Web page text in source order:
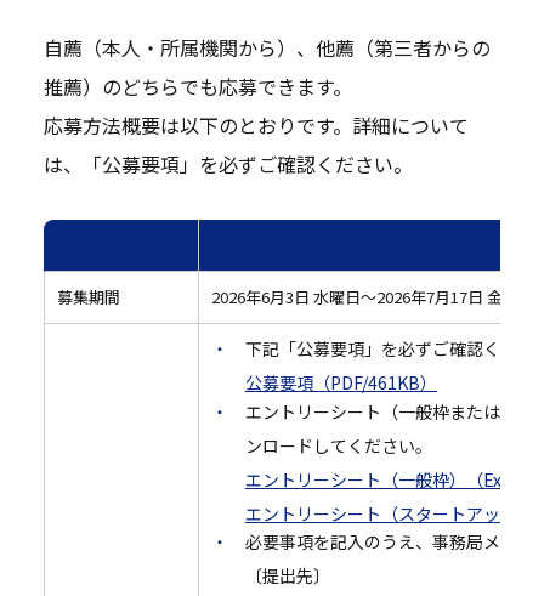
自薦（本人・所属機関から）、他薦（第三者からの
推薦）のどちらでも応募できます。
応募方法概要は以下のとおりです。詳細について
は、「公募要項」を必ずご確認ください。
募集期間 2026年6月3日 水曜日～2026年7月17日 金曜日
下記「公募要項」を必ずご確認くださ
公募要項（PDF/461KB）
エントリーシート（一般枠またはス
ンロードしてください。
エントリーシート（一般枠）（Excel/
エントリーシート（スタートアップ枠
必要事項を記入のうえ、事務局メール
〔提出先〕